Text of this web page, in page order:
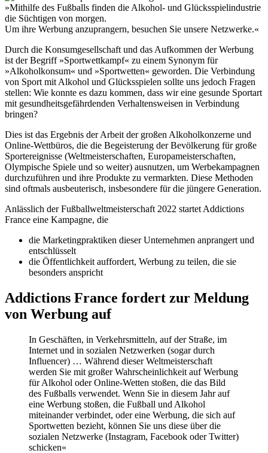
»Mithilfe des Fußballs finden die Alkohol- und Glücksspielindustrie
die Süchtigen von morgen.
Um ihre Werbung anzuprangern, besuchen Sie unsere Netzwerke.«
Durch die Konsumgesellschaft und das Aufkommen der Werbung
ist der Begriff »Sportwettkampf« zu einem Synonym für
»Alkoholkonsum« und »Sportwetten« geworden. Die Verbindung
von Sport mit Alkohol und Glücksspielen sollte uns jedoch Fragen
stellen: Wie konnte es dazu kommen, dass wir eine gesunde Sportart
mit gesundheitsgefährdenden Verhaltensweisen in Verbindung
bringen?
Dies ist das Ergebnis der Arbeit der großen Alkoholkonzerne und
Online-Wettbüros, die die Begeisterung der Bevölkerung für große
Sportereignisse (Weltmeisterschaften, Europameisterschaften,
Olympische Spiele und so weiter) ausnutzen, um Werbekampagnen
durchzuführen und ihre Produkte zu vermarkten. Diese Methoden
sind oftmals ausbeuterisch, insbesondere für die jüngere Generation.
Anlässlich der Fußballweltmeisterschaft 2022 startet Addictions
France eine Kampagne, die
die Marketingpraktiken dieser Unternehmen anprangert und
entschlüsselt
die Öffentlichkeit auffordert, Werbung zu teilen, die sie
besonders anspricht
Addictions France fordert zur Meldung
von Werbung auf
In Geschäften, in Verkehrsmitteln, auf der Straße, im
Internet und in sozialen Netzwerken (sogar durch
Influencer) … Während dieser Weltmeisterschaft
werden Sie mit großer Wahrscheinlichkeit auf Werbung
für Alkohol oder Online-Wetten stoßen, die das Bild
des Fußballs verwendet. Wenn Sie in diesem Jahr auf
eine Werbung stoßen, die Fußball und Alkohol
miteinander verbindet, oder eine Werbung, die sich auf
Sportwetten bezieht, können Sie uns diese über die
sozialen Netzwerke (Instagram, Facebook oder Twitter)
schicken«